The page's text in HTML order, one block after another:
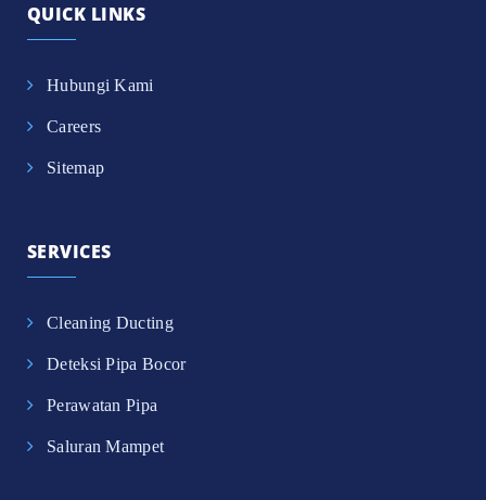
QUICK LINKS
Hubungi Kami
Careers
Sitemap
SERVICES
Cleaning Ducting
Deteksi Pipa Bocor
Perawatan Pipa
Saluran Mampet